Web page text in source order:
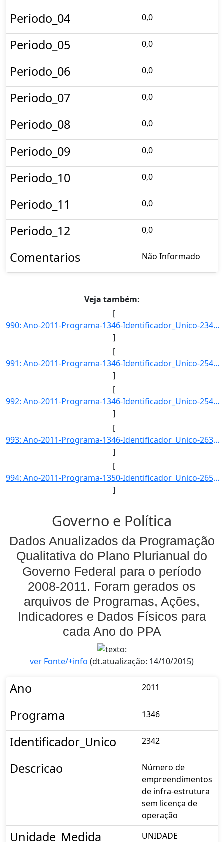
Periodo_04 0,0
Periodo_05 0,0
Periodo_06 0,0
Periodo_07 0,0
Periodo_08 0,0
Periodo_09 0,0
Periodo_10 0,0
Periodo_11 0,0
Periodo_12 0,0
Comentarios Não Informado
Veja também:
[
990: Ano-2011-Programa-1346-Identificador_Unico-2342-Descricao-Numero_de_empreendimentos_de_infra-estrutu]
]
[
991: Ano-2011-Programa-1346-Identificador_Unico-2542-Descricao-Numero_de_episodios_anuais_de_violacao_do_]
]
[
992: Ano-2011-Programa-1346-Identificador_Unico-2543-Descricao-Consumo_Nacional_de_Substancias_que_Destro]
]
[
993: Ano-2011-Programa-1346-Identificador_Unico-2630-Descricao-Consumo_Nacional_de_Substancias_que_Destro]
]
[
994: Ano-2011-Programa-1350-Identificador_Unico-2659-Descricao-Taxa_de_Jovens_e_Adultos_das_Areas_de_Refo]
]
Governo e Política
Dados Anualizados da Programação
Qualitativa do Plano Plurianual do
Governo Federal para o período
2008-2011. Foram gerados os
arquivos de Programas, Ações,
Indicadores e Dados Físicos para
cada Ano do PPA
ver Fonte/+info (dt.atualização: 14/10/2015)
Ano 2011
Programa 1346
Identificador_Unico 2342
Descricao
Número de
empreendimentos
de infra-estrutura
sem licença de
operação
Unidade_Medida UNIDADE